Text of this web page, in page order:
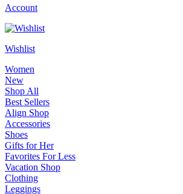
Account
Wishlist
Women
New
Shop All
Best Sellers
Align Shop
Accessories
Shoes
Gifts for Her
Favorites For Less
Vacation Shop
Clothing
Leggings